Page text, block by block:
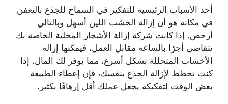
أحد الأسباب الرئيسية للتفكير في السماح للجذع بالتعفن
في مكانه هو أن إزالة الخشب اللين أسهل وبالتالي
أرخص. إذا كانت شركة إزالة الأشجار المحلية الخاصة بك
تتقاضى أجرًا بالساعة مقابل العمل، فيمكنها إزالة
الأخشاب المتحللة بشكل أسرع، مما يوفر لك المال. إذا
كنت تخطط لإزالة الجذع بنفسك، فإن إعطاء الطبيعة
بعض الوقت لتفكيكه يجعل عملك أقل إرهاقًا بكثير.